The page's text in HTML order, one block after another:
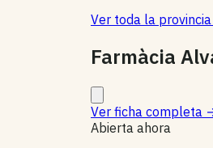
Ver toda la
Farmàcia
Ver ficha completa
Abierta ahora